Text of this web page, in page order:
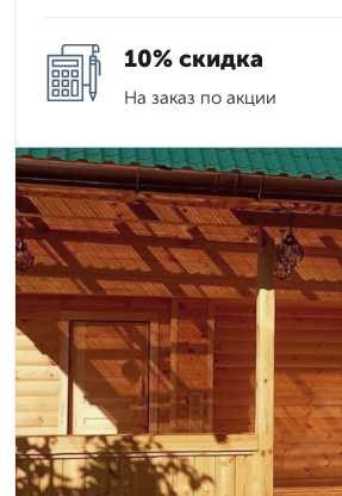
10% скидка
На заказ по акции